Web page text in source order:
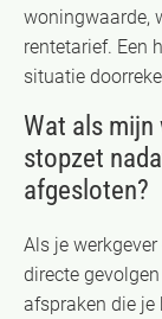
woningwaarde,
rentetarief. Een
situatie
Wat als mijn
stopzet
afgesloten?
Als je
directe
afspraken die